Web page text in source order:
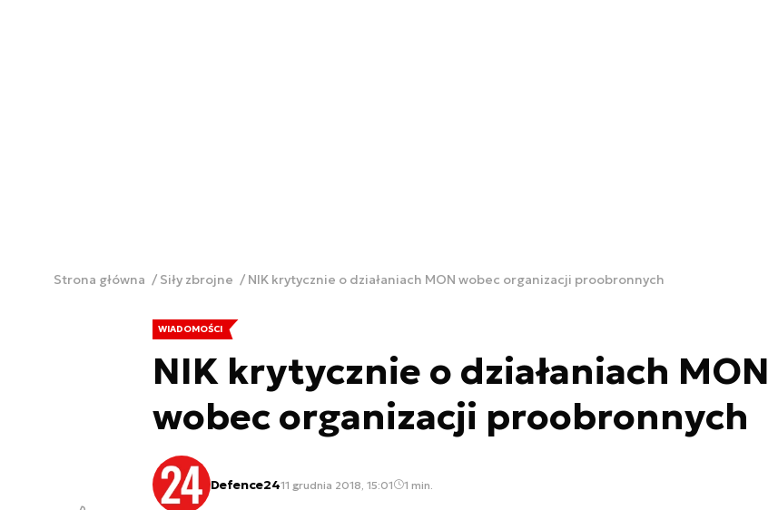
Strona główna Siły zbrojne NIK krytycznie o działaniach MON wobec organizacji proobronnych
WIADOMOŚCI
NIK krytycznie o działaniach MON
wobec organizacji proobronnych
Defence2411 grudnia 2018, 15:01 1 min.